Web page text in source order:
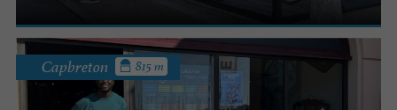
Capbreton 815 m